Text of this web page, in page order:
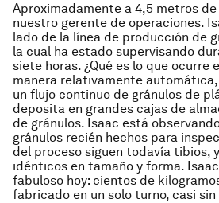
Aproximadamente a 4,5 metros
nuestro gerente de operaciones.
lado de la línea de producción de
la cual ha estado supervisando
siete horas. ¿Qué es lo que ocurre
manera relativamente
un flujo continuo de gránulos de
deposita en grandes cajas de
de gránulos. Isaac está
gránulos recién hechos para
del proceso siguen todavía tibios,
idénticos en tamaño y forma.
fabuloso hoy: cientos de
fabricado en un solo turno, casi